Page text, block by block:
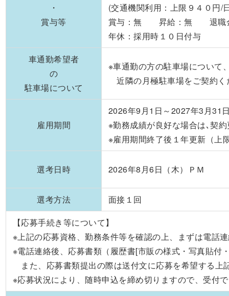
・
賞与等
(交通機関利用：上限９４０円/
賞与：無 昇給：無 退職
年休：採用時１０日付与
車通勤希望者
の
駐車場について
※車通勤の方の駐車場について
近隣の月極駐車場をご契約
雇用期間
2026年9月1日～2027年3月31
※勤務成績が良好な場合は､契
※雇用期間終了後１年更新（上
選考日時 2026年8月6日（木）ＰＭ
選考方法
面接１回
【応募手続き等について】
※上記の応募資格、勤務条件等を確認の上、まずは電話
※電話連絡後、応募書類（履歴書[市販の様式・写真貼
また、応募書類提出の際は送付文に応募を希望する上
※応募状況により、随時申込を締め切りますので、受付